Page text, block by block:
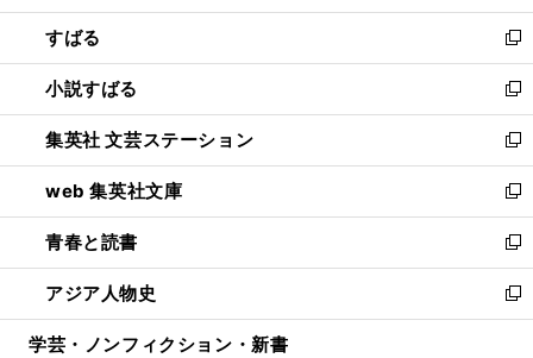
開
く
ウ
で
開
く
ン
ド
ウ
で
開
く
すばる
新
し
い
ウ
ィ
ン
ド
ウ
で
開
く
小説すばる
新
し
い
ウ
ィ
ン
ド
ウ
で
開
集英社 文芸ステーション
新
し
い
ウ
ィ
ン
ド
ウ
web 集英社文庫
新
し
い
ウ
ィ
ン
青春と読書
新
し
い
ウ
アジア人物史
新
し
学芸・ノンフィクション・新書